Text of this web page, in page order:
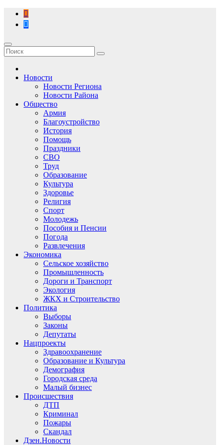
Перейти
содержимому
Новости
Новости Региона
Новости Района
Общество
Армия
Благоустройство
История
Помощь
Праздники
СВО
Труд
Образование
Культура
Здоровье
Религия
Спорт
Молодежь
Пособия и Пенсии
Погода
Развлечения
Экономика
Сельское хозяйство
Промышленность
Дороги и Транспорт
Экология
ЖКХ и Строительство
Политика
Выборы
Законы
Депутаты
Нацпроекты
Здравоохранение
Образование и Культура
Демография
Городская среда
Малый бизнес
Происшествия
ДТП
Криминал
Пожары
Скандал
Дзен.Новости